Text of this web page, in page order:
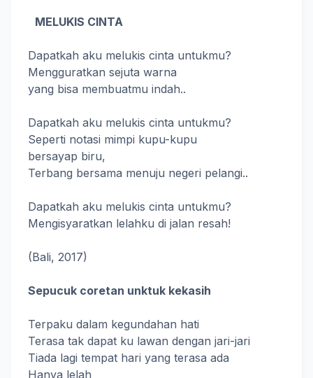
MELUKIS CINTA
Dapatkah aku melukis cinta untukmu?
Mengguratkan sejuta warna
yang bisa membuatmu indah..
Dapatkah aku melukis cinta untukmu?
Seperti notasi mimpi kupu-kupu
bersayap biru,
Terbang bersama menuju negeri pelangi..
Dapatkah aku melukis cinta untukmu?
Mengisyaratkan lelahku di jalan resah!
(Bali, 2017)
Sepucuk coretan unktuk kekasih
Terpaku dalam kegundahan hati
Terasa tak dapat ku lawan dengan jari-jari
Tiada lagi tempat hari yang terasa ada
Hanya lelah